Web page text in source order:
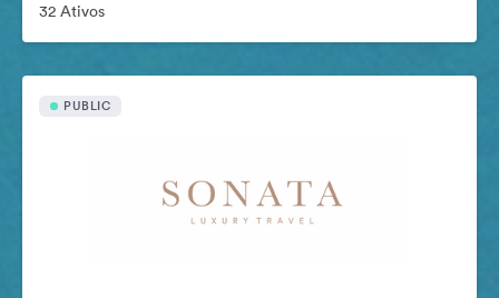
32 Ativos
PUBLIC